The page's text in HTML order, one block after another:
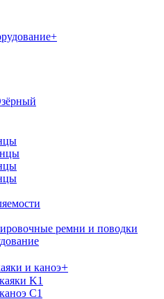
+
ремни и поводки
и каноэ+
K1
С1